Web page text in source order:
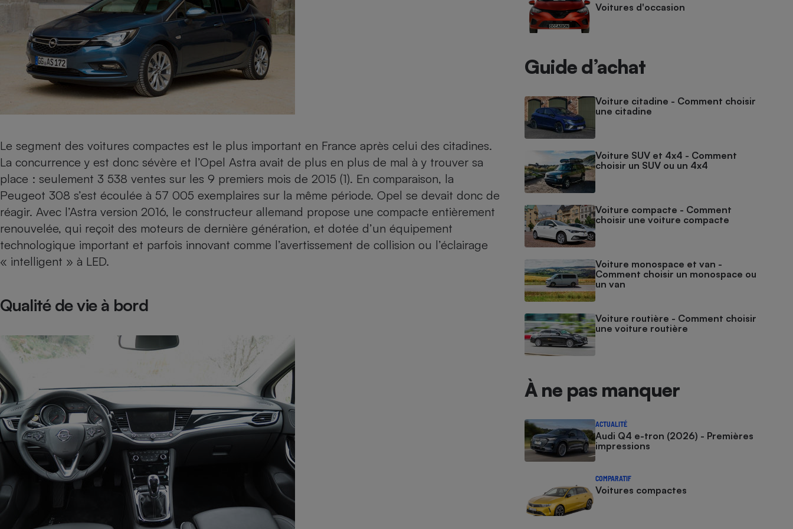
Le segment des voitures compactes est le plus important en France après celui des citadines.
La concurrence y est donc sévère et l’Opel Astra avait de plus en plus de mal à y trouver sa
place : seulement 3 538 ventes sur les 9 premiers mois de 2015 (1). En comparaison, la
Peugeot 308 s’est écoulée à 57 005 exemplaires sur la même période. Opel se devait donc de
réagir. Avec l’Astra version 2016, le constructeur allemand propose une compacte entièrement
renouvelée, qui reçoit des moteurs de dernière génération, et dotée d’un équipement
technologique important et parfois innovant comme l’avertissement de collision ou l’éclairage
« intelligent » à LED.
Qualité de vie à bord
Voitures d'occasion
Guide d’achat
Voiture citadine - Comment choisir
une citadine
Voiture SUV et 4x4 - Comment
choisir un SUV ou un 4x4
Voiture compacte - Comment
choisir une voiture compacte
Voiture monospace et van -
Comment choisir un monospace ou
un van
Voiture routière - Comment choisir
une voiture routière
À ne pas manquer
ACTUALITÉ
Audi Q4 e-tron (2026) - Premières
impressions
COMPARATIF
Voitures compactes
Complément
alimentaire
Champagne - Comment choisir une
bouteille de champagne
Assurance emprunteur
Banque en ligne
Gros électroménager
Petit électroménager - Ustensile
Lave-linge Lave-vaisselle
Climatiseur -
Internet
Téléphonie
Téléviseur Ordinateur portable
Antivirus
Matelas Poêle à granulés
Climatiseur -
Ventilateur
Mutuelle
Antimoustique Crème solaire